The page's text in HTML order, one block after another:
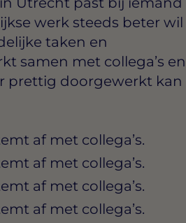
werk steeds beter wil
taken en
samen met collega’s en
prettig doorgewerkt kan
af met collega’s.
af met collega’s.
af met collega’s.
af met collega’s.